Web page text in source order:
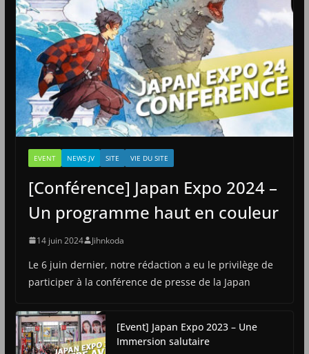
EVENT NEWS JV SITE VIE DU SITE
[Conférence] Japan Expo 2024 –
Un programme haut en couleur
14 juin 2024 Jihnkoda
Le 6 juin dernier, notre rédaction a eu le privilège de
participer à la conférence de presse de la Japan
[Event] Japan Expo 2023 – Une
Immersion salutaire